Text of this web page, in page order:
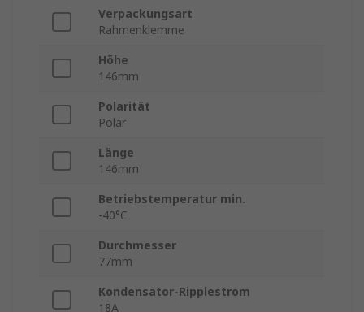
Verpackungsart
Rahmenklemme
Höhe
146mm
Polarität
Polar
Länge
146mm
Betriebstemperatur min.
-40°C
Durchmesser
77mm
Kondensator-Ripplestrom
18A